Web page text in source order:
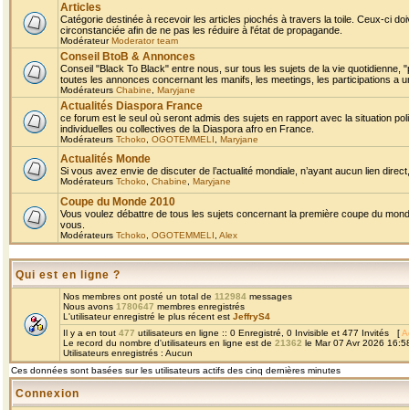
Articles
Catégorie destinée à recevoir les articles piochés à travers la toile. Ceux-ci
circonstanciée afin de ne pas les réduire à l'état de propagande.
ModérateurModerator team
Conseil BtoB & Annonces
Conseil "Black To Black" entre nous, sur tous les sujets de la vie
toutes les annonces concernant les manifs, les meetings, les participations a
Modérateurs Chabine Maryjane
Actualités Diaspora France
ce forum est le seul où seront admis des sujets en rapport avec la situation
individuelles ou collectives de la Diaspora afro en France.
Modérateurs Tchoko OGOTEMMELI Maryjane
Actualités Monde
Si vous avez envie de discuter de l’actualité mondiale, n’ayant aucun lien
Modérateurs Tchoko Chabine Maryjane
Coupe du Monde 2010
Vous voulez débattre de tous les sujets concernant la première coupe du
vous.
Modérateurs Tchoko OGOTEMMELI Alex
Qui est en ligne ?
Nos membres ont posté un total de 112984 messages
Nous avons 1780647 membres enregistrés
L'utilisateur enregistré le plus récent est JeffryS4
Il y a en tout 477 utilisateurs en ligne :: 0 Enregistré, 0 Invisible et 477 Invités [
Le record du nombre d'utilisateurs en ligne est de 21362 le Mar 07 Avr 2026
Utilisateurs enregistrés : Aucun
Ces données sont basées sur les utilisateurs actifs des cinq dernières minutes
Connexion